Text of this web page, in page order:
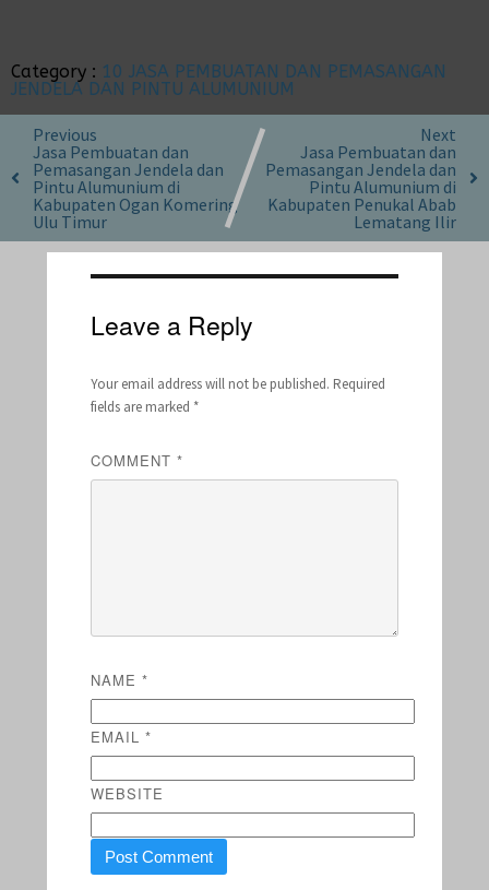
Category : 10 JASA PEMBUATAN DAN PEMASANGAN
JENDELA DAN PINTU ALUMUNIUM
Previous
Jasa Pembuatan dan
Pemasangan Jendela dan
Pintu Alumunium di
Kabupaten Ogan Komering
Ulu Timur
Next
Jasa Pembuatan dan
Pemasangan Jendela dan
Pintu Alumunium di
Kabupaten Penukal Abab
Lematang Ilir
Leave a Reply
Your email address will not be published. Required
fields are marked *
COMMENT *
NAME *
EMAIL *
WEBSITE